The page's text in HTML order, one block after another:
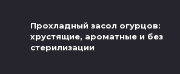
Прохладный засол огурцов:
хрустящие, ароматные и без
стерилизации